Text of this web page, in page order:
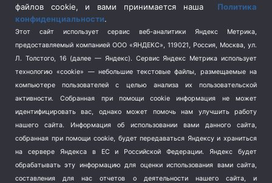
Спецоперация на Украине
(404)
Спорт (740)
Терроризм (1)
Транспорт (262)
Туризм (178)
Школа и спорт (2)
Экология (8)
Экономика (1172)
файлов cookie, и вами принимается наша Политика
конфиденциальности.
Этот сайт использует сервис веб-аналитики Яндекс Метрика,
предоставляемый компанией ООО «ЯНДЕКС», 119021, Россия, Москва, ул.
Л. Толстого, 16 (далее — Яндекс). Сервис Яндекс Метрика использует
технологию «cookie» — небольшие текстовые файлы, размещаемые на
компьютере пользователей с целью анализа их пользовательской
активности.
Собранная при помощи cookie информация не может
идентифицировать вас, однако может помочь нам улучшить работу
нашего сайта. Информация об использовании вами данного сайта,
собранная при помощи cookie, будет передаваться Яндексу и храниться
на сервере Яндекса в ЕС и Российской Федерации. Яндекс будет
обрабатывать эту информацию для оценки использования вами сайта,
составления для нас отчетов о деятельности нашего сайта, и